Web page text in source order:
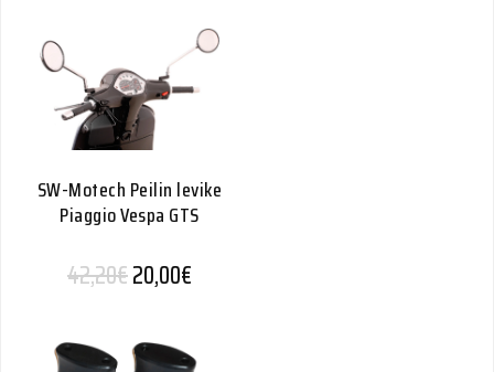
SW-Motech Peilin levike
Piaggio Vespa GTS
42,20€Alkuperäinen hinta oli: 42,20€.
20,00€